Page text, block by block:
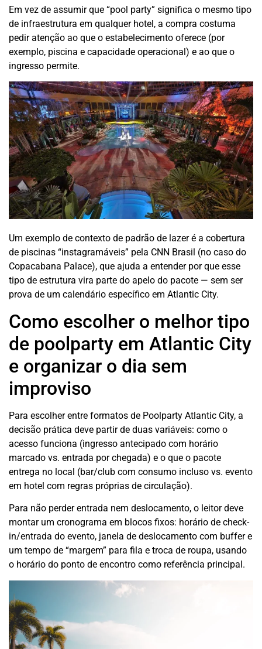
Em vez de assumir que “pool party” significa o mesmo tipo
de infraestrutura em qualquer hotel, a compra costuma
pedir atenção ao que o estabelecimento oferece (por
exemplo, piscina e capacidade operacional) e ao que o
ingresso permite.
Um exemplo de contexto de padrão de lazer é a cobertura
de piscinas “instagramáveis” pela CNN Brasil (no caso do
Copacabana Palace), que ajuda a entender por que esse
tipo de estrutura vira parte do apelo do pacote — sem ser
prova de um calendário específico em Atlantic City.
Como escolher o melhor tipo
de poolparty em Atlantic City
e organizar o dia sem
improviso
Para escolher entre formatos de Poolparty Atlantic City, a
decisão prática deve partir de duas variáveis: como o
acesso funciona (ingresso antecipado com horário
marcado vs. entrada por chegada) e o que o pacote
entrega no local (bar/club com consumo incluso vs. evento
em hotel com regras próprias de circulação).
Para não perder entrada nem deslocamento, o leitor deve
montar um cronograma em blocos fixos: horário de check-
in/entrada do evento, janela de deslocamento com buffer e
um tempo de “margem” para fila e troca de roupa, usando
o horário do ponto de encontro como referência principal.